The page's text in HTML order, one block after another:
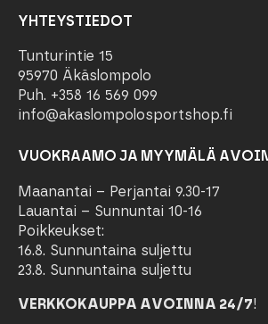
YHTEYSTIEDOT
Tunturintie 15
95970 Äkäslompolo
Puh. +358 16 569 099
info@akaslompolosportshop.fi
VUOKRAAMO JA MYYMÄLÄ
Maanantai – Perjantai 9.30-17
Lauantai – Sunnuntai 10-16
Poikkeukset:
16.8. Sunnuntaina suljettu
23.8. Sunnuntaina suljettu
VERKKOKAUPPA AVOINNA 24/7!